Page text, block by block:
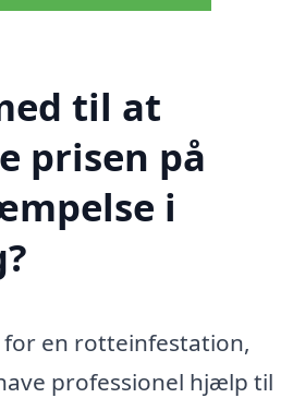
til at
prisen på
i
en rotteinfestation,
professionel hjælp til